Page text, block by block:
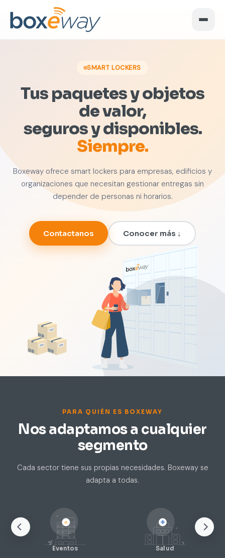
SMART LOCKERS
Tus paquetes y objetos
de valor,
seguros y disponibles.
Siempre.
Boxeway ofrece smart lockers para empresas, edificios y
organizaciones que necesitan gestionar entregas sin
depender de personas ni horarios.
Contactanos Conocer más ↓
PARA QUIÉN ES BOXEWAY
Nos adaptamos a cualquier
segmento
Cada sector tiene sus propias necesidades. Boxeway se
adapta a todas.
Eventos Salud